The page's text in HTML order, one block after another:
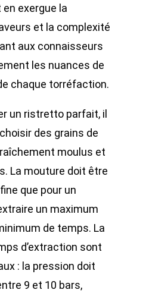
exergue la
et la complexité
aux connaisseurs
les nuances de
chaque torréfaction.
un ristretto parfait, il
des grains de
moulus et
La mouture doit être
que pour un
un maximum
de temps. La
d’extraction sont
: la pression doit
9 et 10 bars,